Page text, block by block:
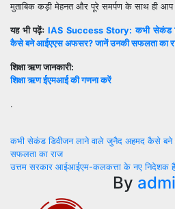
मुताबिक कड़ी मेहनत और पूरे समर्पण के साथ ही
यह भी पढ़ेंः IAS Success Story: कभी सेकंड
कैसे बने आईएएस अफसर? जानें उनकी सफलता का
शिक्षा ऋण जानकारी:
शिक्षा ऋण ईएमआई की गणना करें
.
Post
navigation
कभी सेकंड डिवीजन लाने वाले जुनैद अहमद कैसे
सफलता का राज
उत्तम सरकार आईआईएम-कलकत्ता के नए निदेशक हैं
By